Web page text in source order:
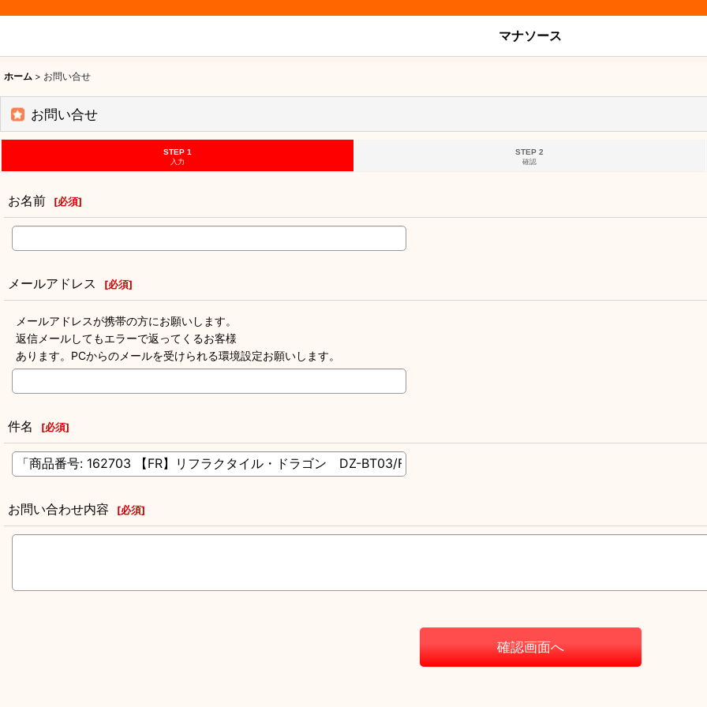
マナソース
ホーム > お問い合せ
お問い合せ
STEP 1
入力
STEP 2
確認
お名前 [必須]
メールアドレス [必須]
メールアドレスが携帯の方にお願いします。
返信メールしてもエラーで返ってくるお客様
あります。PCからのメールを受けられる環境設定お願いします。
件名 [必須]
お問い合わせ内容 [必須]
確認画面へ